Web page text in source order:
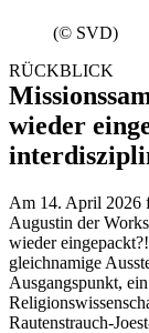
(© SVD)
RÜCKBLICK
wieder
Am 14. April 2026
Augustin der
wieder
gleichnamige
Ausgangspunkt,
Rautenstrauch-